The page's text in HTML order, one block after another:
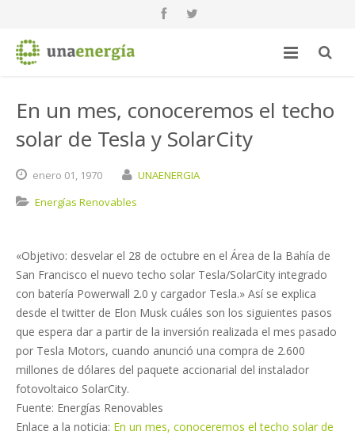
En un mes, conoceremos el techo
solar de Tesla y SolarCity
enero 01, 1970
UNAENERGIA
Energías Renovables
«Objetivo: desvelar el 28 de octubre en el Área de la Bahía de
San Francisco el nuevo techo solar Tesla/SolarCity integrado
con batería Powerwall 2.0 y cargador Tesla.» Así se explica
desde el twitter de Elon Musk cuáles son los siguientes pasos
que espera dar a partir de la inversión realizada el mes pasado
por Tesla Motors, cuando anunció una compra de 2.600
millones de dólares del paquete accionarial del instalador
fotovoltaico SolarCity.
Fuente: Energías Renovables
Enlace a la noticia: En un mes, conoceremos el techo solar de